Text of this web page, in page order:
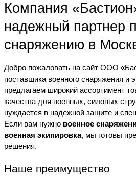
Компания
надежный партнер
снаряжению в
Добро пожаловать на сайт ООО
поставщика военного снаряжения и
предлагаем широкий ассортимент
качества для военных, силовых
нуждается в надежной защите и
Если вам нужно военное
военная экипировка, мы готовы
решения.
Наше преимущество